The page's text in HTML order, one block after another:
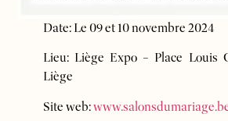
Date: Le 09 et 10 novembre 2024
Lieu: Liège Expo – Place Louis
Liège
Site web: